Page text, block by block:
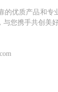
的优质产品和专
您携手共创美